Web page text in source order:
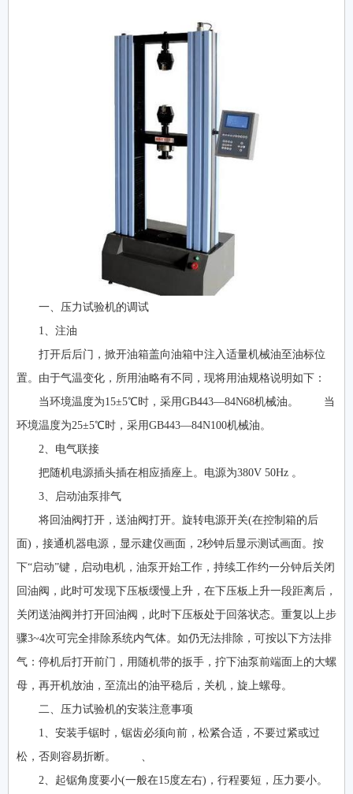
一、压力试验机的调试
1、注油
打开后后门，掀开油箱盖向油箱中注入适量机械油至油标位
置。由于气温变化，所用油略有不同，现将用油规格说明如下：
当环境温度为15±5℃时，采用GB443—84N68机械油。 当
环境温度为25±5℃时，采用GB443—84N100机械油。
2、电气联接
把随机电源插头插在相应插座上。电源为380V 50Hz 。
3、启动油泵排气
将回油阀打开，送油阀打开。旋转电源开关(在控制箱的后
面)，接通机器电源，显示建仪画面，2秒钟后显示测试画面。按
下“启动”键，启动电机，油泵开始工作，持续工作约一分钟后关闭
回油阀，此时可发现下压板缓慢上升，在下压板上升一段距离后，
关闭送油阀并打开回油阀，此时下压板处于回落状态。重复以上步
骤3~4次可完全排除系统内气体。如仍无法排除，可按以下方法排
气：停机后打开前门，用随机带的扳手，拧下油泵前端面上的大螺
母，再开机放油，至流出的油平稳后，关机，旋上螺母。
二、压力试验机的安装注意事项
1、安装手锯时，锯齿必须向前，松紧合适，不要过紧或过
松，否则容易折断。 、
2、起锯角度要小(一般在15度左右)，行程要短，压力要小。